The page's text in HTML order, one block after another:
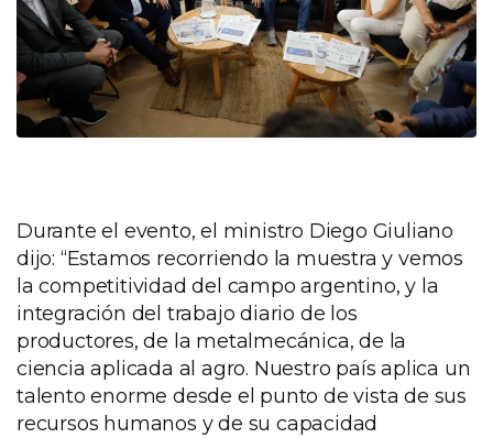
Durante el evento, el ministro Diego Giuliano
dijo: “Estamos recorriendo la muestra y vemos
la competitividad del campo argentino, y la
integración del trabajo diario de los
productores, de la metalmecánica, de la
ciencia aplicada al agro. Nuestro país aplica un
talento enorme desde el punto de vista de sus
recursos humanos y de su capacidad